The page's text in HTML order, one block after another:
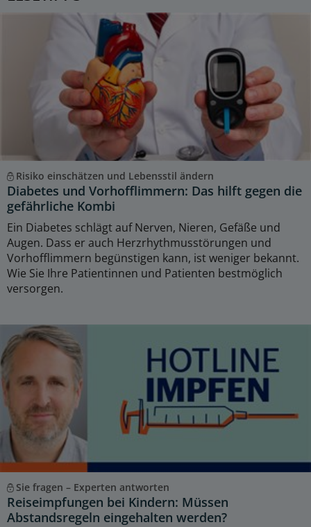
Risiko einschätzen und Lebensstil ändern
Diabetes und Vorhofflimmern: Das hilft gegen die
gefährliche Kombi
Ein Diabetes schlägt auf Nerven, Nieren, Gefäße und
Augen. Dass er auch Herzrhythmusstörungen und
Vorhofflimmern begünstigen kann, ist weniger bekannt.
Wie Sie Ihre Patientinnen und Patienten bestmöglich
versorgen.
Sie fragen – Experten antworten
Reiseimpfungen bei Kindern: Müssen
Abstandsregeln eingehalten werden?